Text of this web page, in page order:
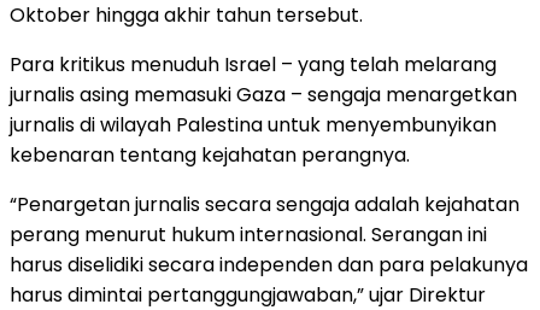
Oktober hingga akhir tahun tersebut.
Para kritikus menuduh Israel – yang telah melarang
jurnalis asing memasuki Gaza – sengaja menargetkan
jurnalis di wilayah Palestina untuk menyembunyikan
kebenaran tentang kejahatan perangnya.
“Penargetan jurnalis secara sengaja adalah kejahatan
perang menurut hukum internasional. Serangan ini
harus diselidiki secara independen dan para pelakunya
harus dimintai pertanggungjawaban,” ujar Direktur